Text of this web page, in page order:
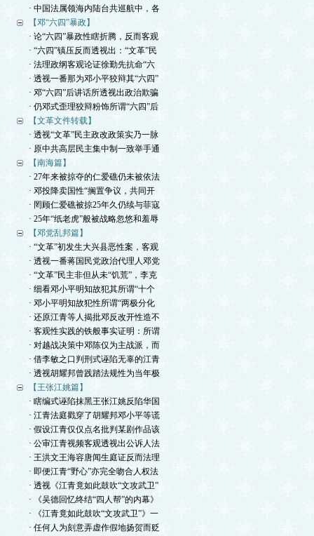
· 中国法属领海内陆台共巡航中，各
【邓“六四”暴政】
· 论“六四”暴政性瞎折腾，反而客观
· “六四”镇压反而透视出：“文革”民
· 法理政纲客观论证徐勤先抗命“六
· 透视一番那为邓小平狡辩其“六四”
· 邓“六四”后讲话所透视出政治欺骗
· 仍邓式歪理狡辩粉饰所谓“六四”后
【文革文件转载】
· 透视“文革”民主政改政策实乃一脉
· 原中共高层民主集中制一致举手通
【南海篇】
· 27年来被掠夺的仁爱礁仍未被依法
· 邓投降卖国性“搁置争议，共同开
· 罔顾仁爱礁被掠25年久仍续与菲寇
· 25年“纸老虎”般被战略忽悠和羞辱
【邓党乱邦篇】
· “文革”初发生大兴县恶性案，客观
· 透视一番蒋国民党政治代理人邓党
· “文革”民主非但从未“饥荒”，李克
· 细看邓小平明知故犯其所谓“十个
· 邓小平明知故犯性所谓“两极分化
· 还原江青等人揭批邓反改开性造不
· 客观性实践的铁般事实证明：所谓
· 对越战决策中邓陈仅为主战派，而
· 借李敏之口判刑式诬陷无辜的江青
· 透视胡耀邦曾践踏法规性为当年极
【王张江姚篇】
· 瞎编式诬陷抹黑王张江姚反陷华国
· 江青法庭戳穿了胡耀邦邓小平等谎
· 假设江青仅仅点名批判某剧作品该
· 公审江青视频客观透视出公诉人法
· 王洪文王海容唐闻生庭证反而法理
· 即便江青“野心”亦完全吻合人权法
· 透视《江青竟如此鼓吹“文攻武卫”
· 《吴德回忆终结“四人帮”的内幕》
· 《江青竟如此鼓吹“文攻武卫”》一
· 任何人为刻意弄虚作假地扬贺而贬